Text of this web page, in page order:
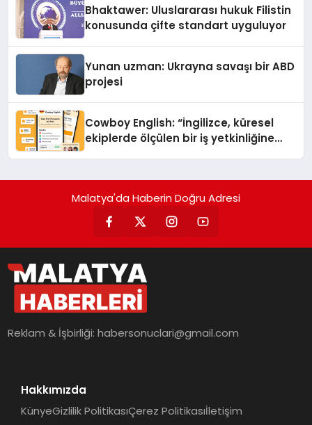
Bhaktawer: Uluslararası hukuk Filistin
konusunda çifte standart uyguluyor
Yunan uzman: Ukrayna savaşı bir ABD
projesi
Cowboy English: “İngilizce, küresel
ekiplerde ölçülen bir iş yetkinliğine
Malatya'da Haberin Doğru Adresi
Reklam & İşbirliği:habersonuclari@gmail.com
Hakkımızda
KünyeGizlilik PolitikasıÇerez Politikasıİletişim